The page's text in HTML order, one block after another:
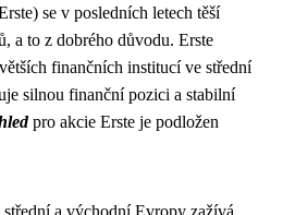
se v posledních letech těší
a to z dobrého důvodu. Erste
finančních institucí ve střední
silnou finanční pozici a stabilní
pro akcie Erste je podložen
a východní Evropy zažívá